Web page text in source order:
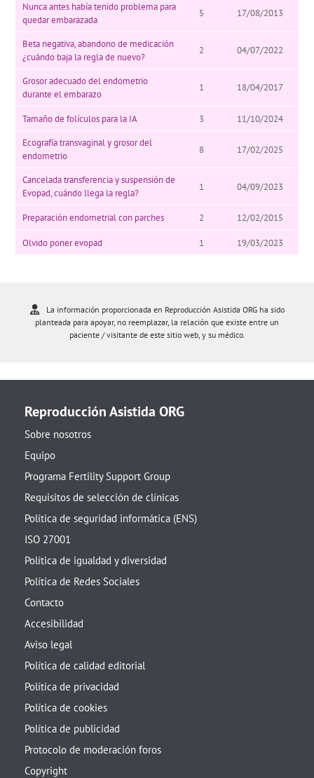
Nunca antes había tenido problema para
quedar embarazada
5 17/08/2013
Beta negativa, abandono de medicación
¿cuándo baja la regla de nuevo?
2 04/07/2022
Grosor adecuado del endometrio
durante el embarazo
1 18/04/2017
Tamaño de folículos para la IA 3
11/10/2024
Ecografía transvaginal y grosor del
endometrio
8 17/02/2025
Cancelada transferencia y suspensión de
Evopad, cuándo llega la regla?
1 04/09/2023
Preparación endometrial con parches 2 12/02/2015
Olvido poner evopad 1 19/03/2023
La información proporcionada en Reproducción Asistida ORG ha sido
planteada para apoyar, no reemplazar, la relación que existe entre un
paciente / visitante de este sitio web, y su médico.
Reproducción Asistida ORG
Sobre nosotros
Equipo
Programa Fertility Support Group
Requisitos de selección de clínicas
Política de seguridad informática (ENS)
ISO 27001
Política de igualdad y diversidad
Política de Redes Sociales
Contacto
Accesibilidad
Aviso legal
Política de calidad editorial
Política de privacidad
Política de cookies
Política de publicidad
Protocolo de moderación foros
Copyright